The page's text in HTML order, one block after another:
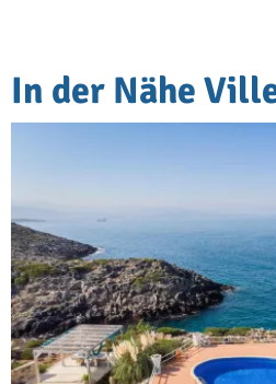
In der Nähe